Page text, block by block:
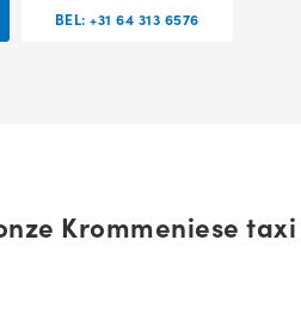
BEL: +31 64 313 6576
Krommeniese taxi